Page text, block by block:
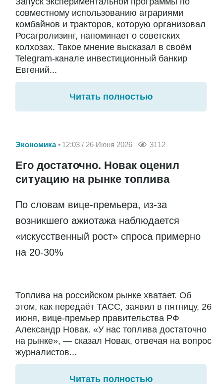
совместному использованию аграриями
комбайнов и тракторов, которую организовал
Росагролизинг, напоминает о советских
колхозах. Такое мнение высказал в своём
Telegram-канале инвестиционный банкир
Евгений...
Читать полностью
Экономика 12:03 / 26 Июня 2026 3112
Его достаточно. Новак оценил
ситуацию на рынке топлива
По словам вице-премьера, из-за
возникшего ажиотажа наблюдается
«искусственный рост» спроса примерно
на 20-30%
Топлива на российском рынке хватает. Об
этом, как передаёт ТАСС, заявил в пятницу, 26
июня, вице-премьер правительства РФ
Александр Новак. «У нас топлива достаточно
на рынке», — сказал Новак, отвечая на вопрос
журналистов...
Читать полностью